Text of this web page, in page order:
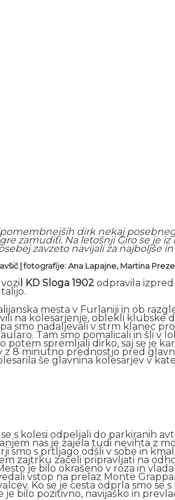
dirk nekaj
zamuditi. Na letošnji Giro se je
zavzeto navijali za najboljše
|fotografije: Ana Lapajne, Martina
l KD Sloga 1902 odpravila
mesta v Furlaniji in ob
na kolesarjenje, oblekli klubske
smo nadaljevali v strm klanec
Tam smo pomalicali in šli v
spremljali dirko, saj se je
8 minutno prednostjo pred
še glavnina kolesarjev v
s kolesi odpeljali do parkiranih
nas je zajela tudi nevihta z
smo s prtljago odšli v sobe in
zajtrku začeli pripravljati na
je bilo okrašeno v roza in
vstop na prelaz Monte
Ko se je cesta odprla smo
bilo pozitivno, navijaško in